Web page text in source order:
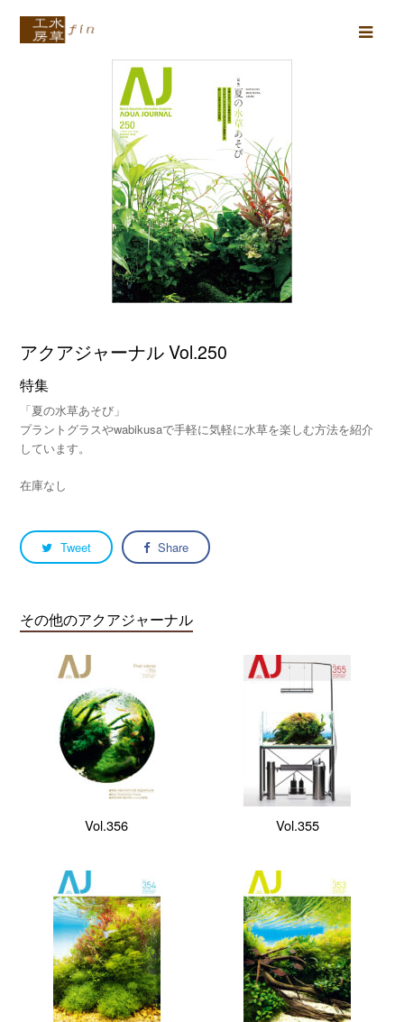
アクアジャーナル Vol.250
特集
「夏の水草あそび」
プラントグラスやwabikusaで手軽に気軽に水草を楽しむ方法を紹介
しています。
在庫なし
Tweet Share
その他のアクアジャーナル
Vol.356 Vol.355